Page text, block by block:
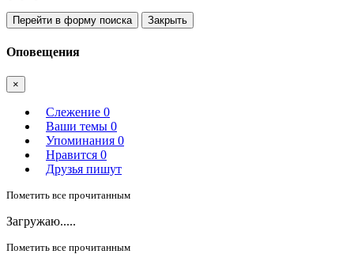
Перейти в форму поиска Закрыть
Оповещения
×
Слежение 0
Ваши темы 0
Упоминания 0
Нравится 0
Друзья пишут
Пометить все прочитанным
Загружаю.....
Пометить все прочитанным